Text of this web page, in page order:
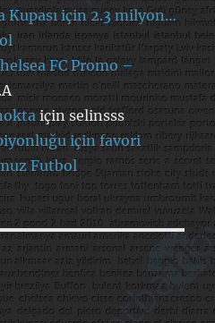
Kupası için 2.3 milyon…
FC Promo –
içinselinsss
için favori
Futbol